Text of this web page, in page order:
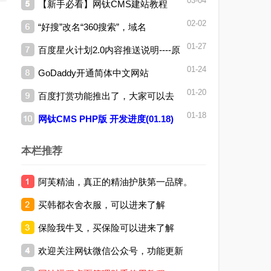
新(04.06)
【新手必看】网钛CMS建站教程
02-02
“好搜”改名“360搜索”，域名
为“so.com” 01-27
百度星火计划2.0内容推送说明----原
创文章推送准则 01-24
GoDaddy开通简体中文网站
01-20
百度打赏功能推出了，大家可以去
申请试试~ 01-18
网钛CMS PHP版 开发进度(01.18)
本栏推荐
阿芙精油，真正的精油护肤第一品牌。
买韩都衣舍衣服，可以进来了解
保险我牛叉，买保险可以进来了解
欢迎关注网钛微信公众号，功能更新